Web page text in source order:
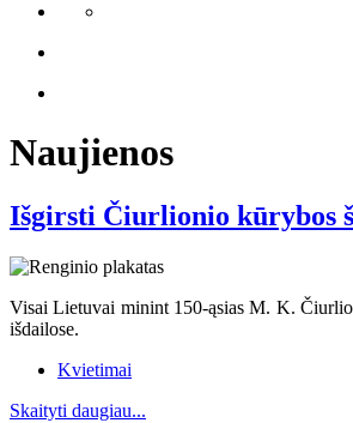
Naujienos
Išgirsti Čiurlionio kūrybos
Visai Lietuvai minint 150-ąsias M. K.
išdailose.
Kvietimai
Skaityti daugiau...